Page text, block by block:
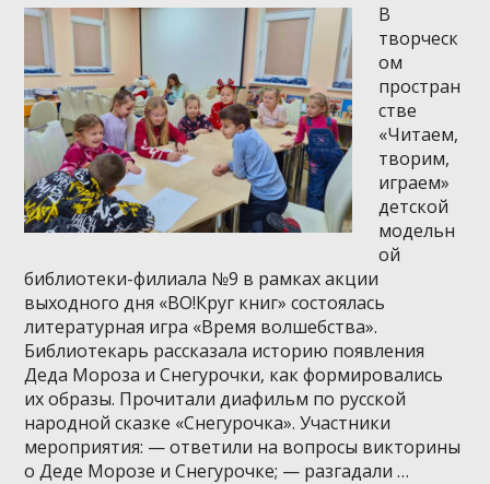
В
творческ
ом
простран
стве
«Читаем,
творим,
играем»
детской
модельн
ой
библиотеки-филиала №9 в рамках акции
выходного дня «ВО!Круг книг» состоялась
литературная игра «Время волшебства».
Библиотекарь рассказала историю появления
Деда Мороза и Снегурочки, как формировались
их образы. Прочитали диафильм по русской
народной сказке «Снегурочка». Участники
мероприятия: — ответили на вопросы викторины
о Деде Морозе и Снегурочке; — разгадали …